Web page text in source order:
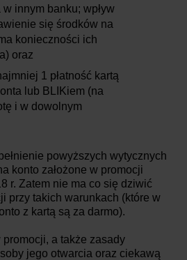
innym banku; wpływ
się środków na
konieczności ich
oraz
1 płatność kartą
lub BLIKiem (na
i w dowolnym
powyższych wytycznych
konto założone w promocji
r. Zatem nie ma co się dziwić
przy takich warunkach (które w
z kartą są za darmo).
a także zasady
jego otwarcia oraz ciekawą